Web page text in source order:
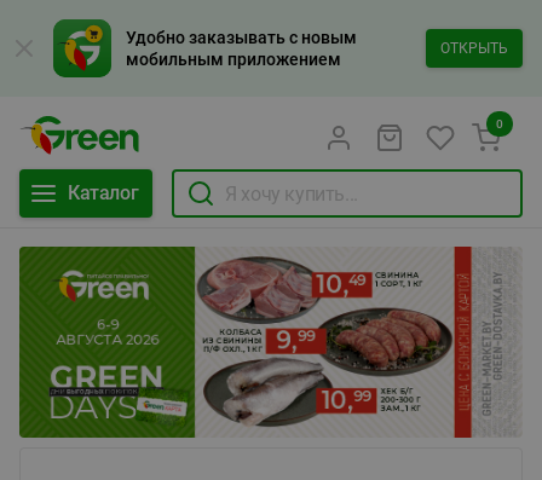
Удобно заказывать с новым
мобильным приложением
ОТКРЫТЬ
Каталог
0